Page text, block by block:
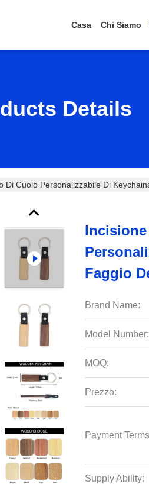
Casa Chi Siamo
Details
Di Cuoio Personalizzabile Di
Faggio
Brand Name:
Model Number:
MOQ:
Prezzo:
Payment
Supply Ability: